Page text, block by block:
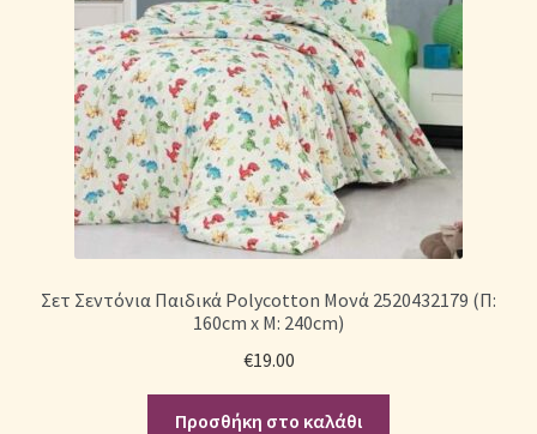
Σετ Σεντόνια Παιδικά Polycotton Μονά 2520432179 (Π:
160cm x Μ: 240cm)
€19.00
Προσθήκη στο καλάθι